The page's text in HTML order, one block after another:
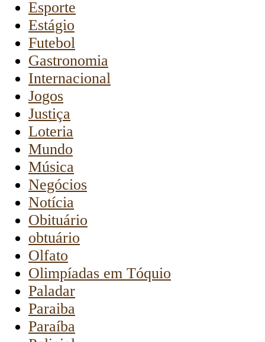
Esporte
Estágio
Futebol
Gastronomia
Internacional
Jogos
Justiça
Loteria
Mundo
Música
Negócios
Notícia
Obituário
obtuário
Olfato
Olimpíadas em Tóquio
Paladar
Paraiba
Paraíba